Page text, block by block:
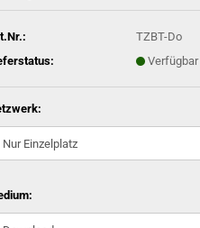
TZBT-Do
Verfügbar